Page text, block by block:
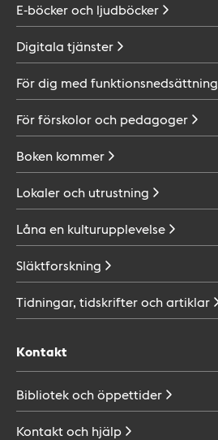
E-böcker och ljudböcker
Digitala tjänster
För dig med funktionsnedsättning
För förskolor och pedagoger
Boken kommer
Lokaler och utrustning
Låna en kulturupplevelse
Släktforskning
Tidningar, tidskrifter ochartiklar
Kontakt
Bibliotek ochöppettider
Kontakt och hjälp